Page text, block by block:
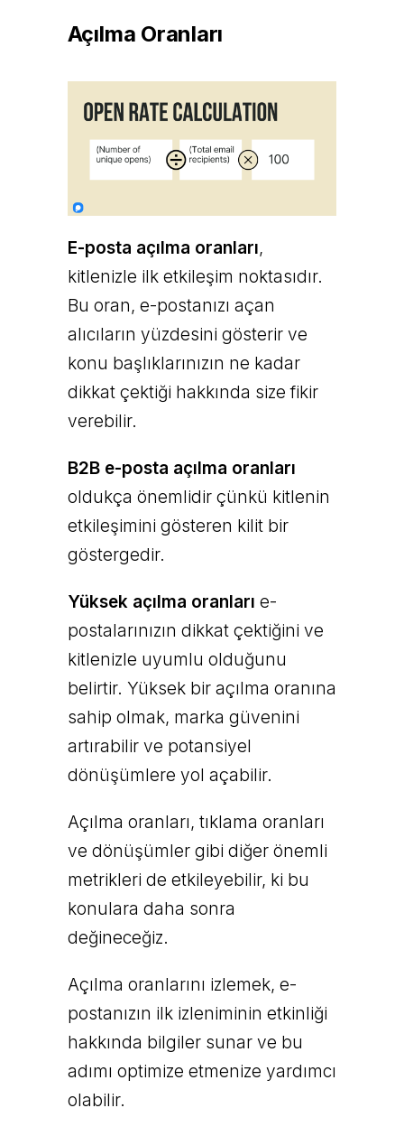
Açılma Oranları
E-posta açılma oranları,
kitlenizle ilk etkileşim noktasıdır.
Bu oran, e-postanızı açan
alıcıların yüzdesini gösterir ve
konu başlıklarınızın ne kadar
dikkat çektiği hakkında size fikir
verebilir.
B2B e-posta açılma oranları
oldukça önemlidir çünkü kitlenin
etkileşimini gösteren kilit bir
göstergedir.
Yüksek açılma oranları e-
postalarınızın dikkat çektiğini ve
kitlenizle uyumlu olduğunu
belirtir. Yüksek bir açılma oranına
sahip olmak, marka güvenini
artırabilir ve potansiyel
dönüşümlere yol açabilir.
Açılma oranları, tıklama oranları
ve dönüşümler gibi diğer önemli
metrikleri de etkileyebilir, ki bu
konulara daha sonra
değineceğiz.
Açılma oranlarını izlemek, e-
postanızın ilk izleniminin etkinliği
hakkında bilgiler sunar ve bu
adımı optimize etmenize yardımcı
olabilir.